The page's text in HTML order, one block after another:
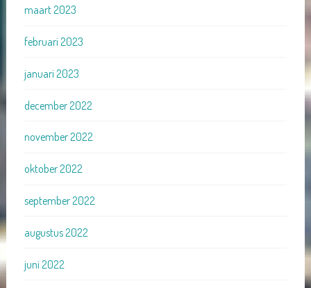
maart 2023
februari 2023
januari 2023
december 2022
november 2022
oktober 2022
september 2022
augustus 2022
juni 2022